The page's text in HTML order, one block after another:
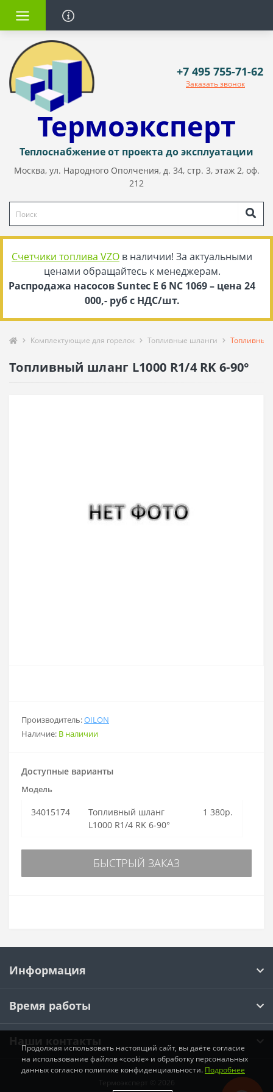
Термоэксперт
Теплоснабжение от проекта до эксплуатации
Москва, ул. Народного Ополчения, д. 34, стр. 3, этаж 2, оф.
212
+7 495 755-71-62
Заказать звонок
Счетчики топлива VZO в наличии! За актуальными
ценами обращайтесь к менеджерам.
Распродажа насосов Suntec E 6 NC 1069 – цена 24
000,- руб с НДС/шт.
Комплектующие для горелок Топливные шланги Топливный
Топливный шланг L1000 R1/4 RK 6-90°
Производитель:OILON
Наличие: В наличии
Доступные варианты
Модель
34015174
Топливный шланг
L1000 R1/4 RK 6-90°
1 380р.
БЫСТРЫЙ ЗАКАЗ
Информация
Время работы
Наши контакты
Термоэксперт © 2026
Продолжая использовать настоящий сайт, вы даёте согласие
на использование файлов «cookie» и обработку персональных
данных согласно политике конфиденциальности. Подробнее